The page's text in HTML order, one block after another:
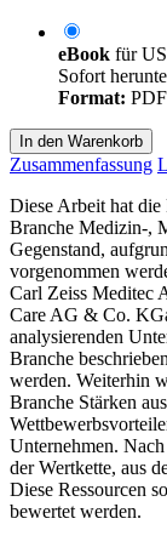
eBook für
Sofort
Format:
In den Warenkorb
Zusammenfassung
Diese Arbeit hat die
Branche Medizin-,
Gegenstand,
vorgenommen
Carl Zeiss Meditec
Care AG & Co.
analysierenden
Branche
werden. Weiterhin
Branche Stärken
Unternehmen.
der Wertkette, aus
Diese Ressourcen
bewertet werden.